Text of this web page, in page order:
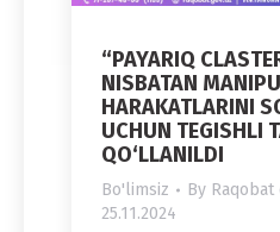
“PAYARIQ
NISBATAN
HARAKATLARINI
UCHUN TEGISHLI
QO‘LLANILDI
Bo'limsiz By Raqobat
25.11.2024